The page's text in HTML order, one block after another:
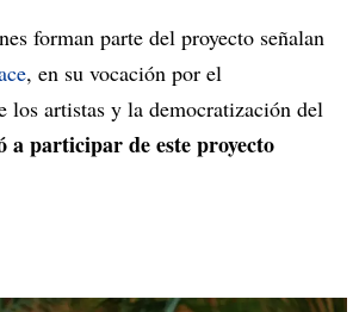
forman parte del proyecto señalan
, en su vocación por el
los artistas y la democratización del
a participar de este proyecto